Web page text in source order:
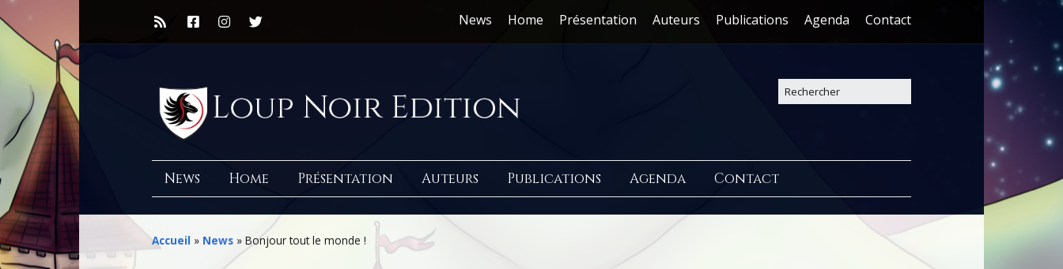
News Home Présentation Auteurs Publications Agenda Contact
News Home Présentation Auteurs Publications Agenda Contact
Accueil » News » Bonjour tout le monde !